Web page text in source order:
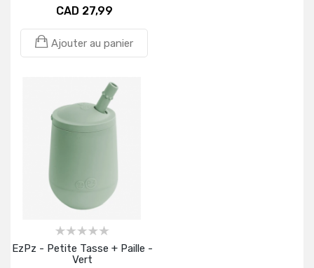
CAD 27,99
Ajouter au panier
EzPz - Petite Tasse + Paille -
Vert